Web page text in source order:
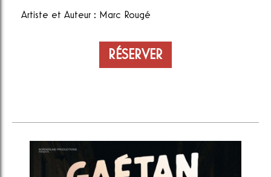
Artiste et Auteur : Marc Rougé
RÉSERVER